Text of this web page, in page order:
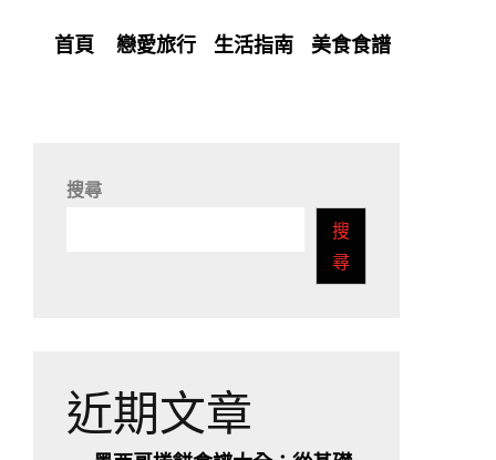
首頁 戀愛旅行 生活指南 美食食譜
搜尋
搜
尋
近期文章